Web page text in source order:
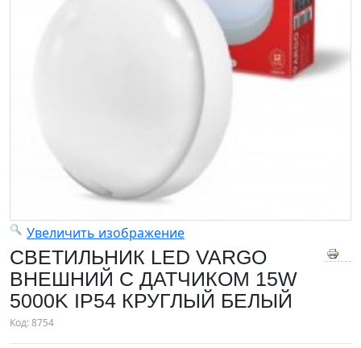
Увеличить изображение
СВЕТИЛЬНИК LED VARGO
ВНЕШНИЙ С ДАТЧИКОМ 15W
5000K IP54 КРУГЛЫЙ БЕЛЫЙ
Код:8754